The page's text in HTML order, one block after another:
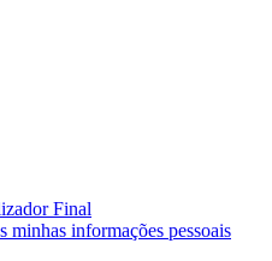
Final
minhas informações pessoais